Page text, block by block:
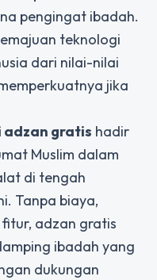
pengingat ibadah.
teknologi
dari nilai-nilai
jika
adzan gratis hadir
Muslim dalam
di tengah
Tanpa biaya,
adzan gratis
ibadah yang
dukungan